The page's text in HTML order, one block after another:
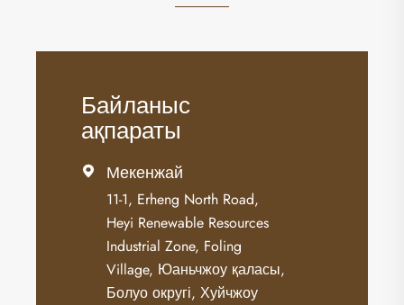
Байланыс
ақпараты
 Мекенжай
11-1, Erheng North Road,
Heyi Renewable Resources
Industrial Zone, Foling
Village, Юаньчжоу қаласы,
Болуо округі, Хуйчжоу